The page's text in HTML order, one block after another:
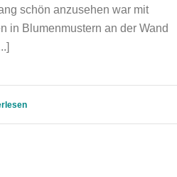
schön anzusehen war mit
in Blumenmustern an der Wand